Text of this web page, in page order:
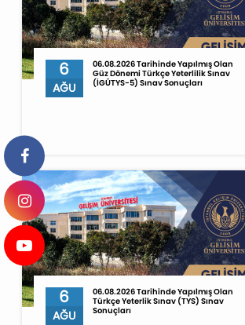
6
AĞU
06.08.2026 Tarihinde Yapılmış Olan
Güz Dönemi Türkçe Yeterlilik Sınav
(İGÜTYS-5) Sınav Sonuçları
6
AĞU
06.08.2026 Tarihinde Yapılmış Olan
Türkçe Yeterlik Sınav (TYS) Sınav
Sonuçları